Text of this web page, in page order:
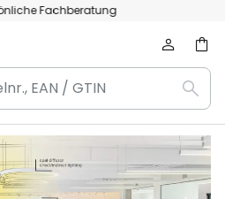
Fachberatung